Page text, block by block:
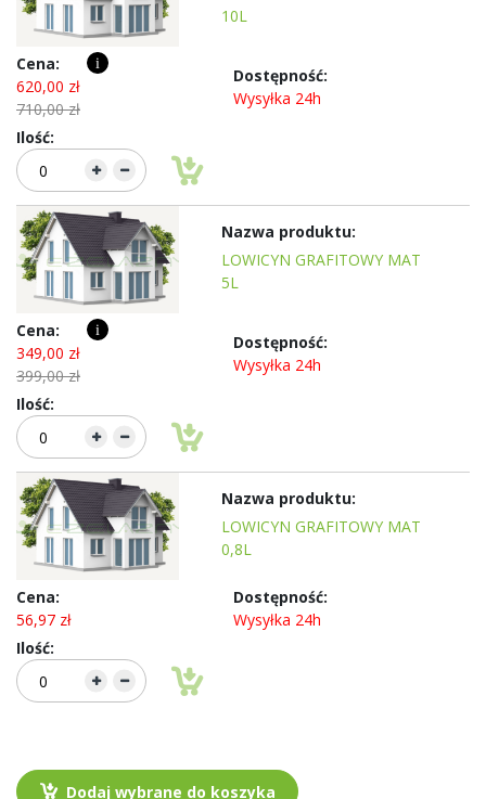
10L
620,00 zł
710,00 zł
i
Wysyłka 24h
LOWICYN GRAFITOWY MAT
5L
349,00 zł
399,00 zł
i
Wysyłka 24h
LOWICYN GRAFITOWY MAT
0,8L
56,97 zł Wysyłka 24h
Dodaj wybrane do koszyka